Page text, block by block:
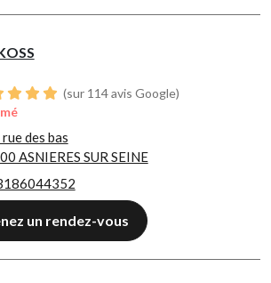
(sur 114 avis Google)
des bas
ASNIERES SUR SEINE
un rendez-vous